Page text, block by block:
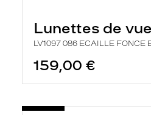
Lunettes de
LV1097 086 ECAILLE FONCE
159,00 €